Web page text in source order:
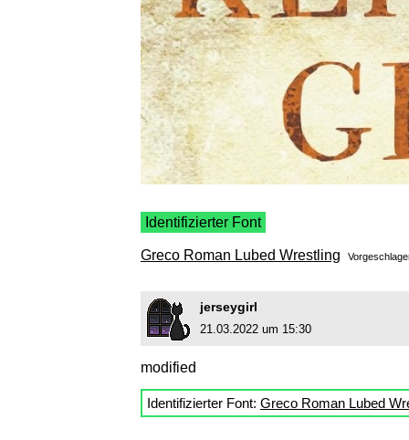
Identifizierter Font
Greco Roman Lubed Wrestling
jerseygirl
21.03.2022 um 15:30
modified
Identifizierter Font: Greco Roman Lubed